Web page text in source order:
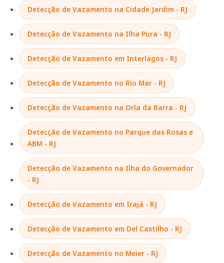
Detecção de Vazamento na Cidade Jardim - RJ
Detecção de Vazamento na Ilha Pura - RJ
Detecção de Vazamento em Interlagos - RJ
Detecção de Vazamento no Rio Mar - RJ
Detecção de Vazamento na Orla da Barra - RJ
Detecção de Vazamento no Parque das Rosas e
ABM - RJ
Detecção de Vazamento na Ilha do Governador
- RJ
Detecção de Vazamento em Irajá - RJ
Detecção de Vazamento em Del Castilho - RJ
Detecção de Vazamento no Meier - RJ